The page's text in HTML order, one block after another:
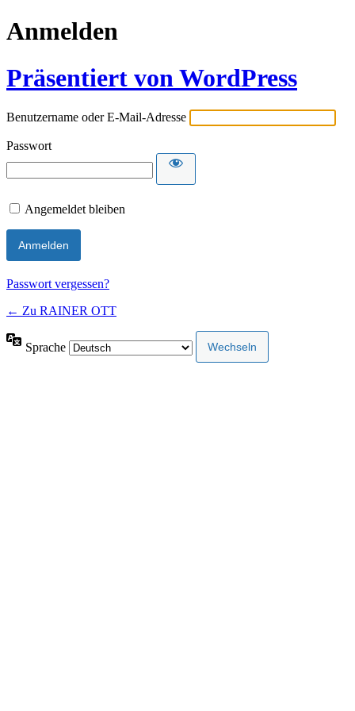
Anmelden
Präsentiert von WordPress
Benutzername oder E-Mail-Adresse
Passwort
Angemeldet bleiben
Passwort vergessen?
← Zu RAINER OTT
Sprache